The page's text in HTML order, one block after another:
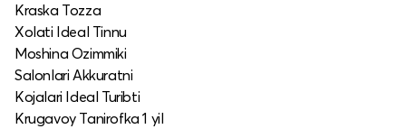
Kraska Tozza
Xolati Ideal Tinnu
Moshina Ozimmiki
Salonlari Akkuratni
Kojalari Ideal Turibti
Krugavoy Tanirofka 1 yil